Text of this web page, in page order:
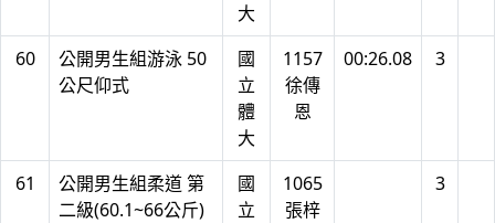
大
60
公開男生組游泳 50
公尺仰式
國
立
體
大
1157
徐傳
恩
00:26.08 3
61
公開男生組柔道 第
二級(60.1~66公斤)
國
立
1065
張梓
3